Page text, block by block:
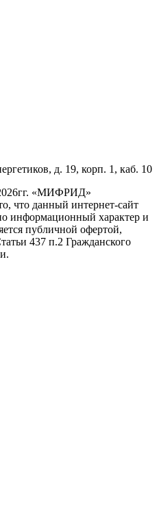
д. 19, корп. 1, каб. 10
«МИФРИД»
что данный интернет-сайт
информационный характер и
публичной офертой,
437 п.2 Гражданского